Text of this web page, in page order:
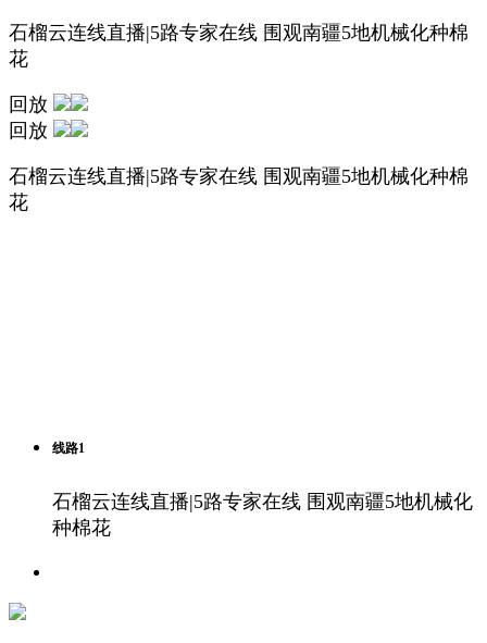
石榴云连线直播|5路专家在线 围观南疆5地机械化种棉
花
回放
回放
石榴云连线直播|5路专家在线 围观南疆5地机械化种棉
花
线路1
石榴云连线直播|5路专家在线 围观南疆5地机械化
种棉花